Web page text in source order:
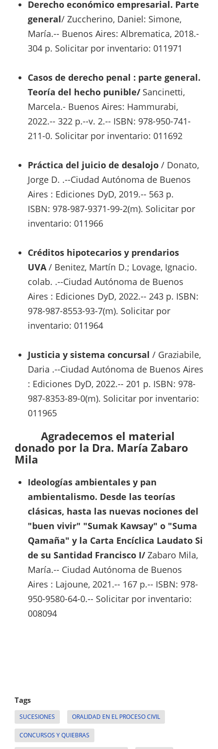
Derecho económico empresarial. Parte
general/ Zuccherino, Daniel: Simone,
María.-- Buenos Aires: Albrematica, 2018.-
304 p. Solicitar por inventario: 011971
Casos de derecho penal : parte general.
Teoría del hecho punible/ Sancinetti,
Marcela.- Buenos Aires: Hammurabi,
2022.-- 322 p.--v. 2.-- ISBN: 978-950-741-
211-0. Solicitar por inventario: 011692
Práctica del juicio de desalojo / Donato,
Jorge D. .--Ciudad Autónoma de Buenos
Aires : Ediciones DyD, 2019.-- 563 p.
ISBN: 978-987-9371-99-2(m). Solicitar por
inventario: 011966
Créditos hipotecarios y prendarios
UVA/ Benitez, Martín D.; Lovage, Ignacio.
colab. .--Ciudad Autónoma de Buenos
Aires : Ediciones DyD, 2022.-- 243 p. ISBN:
978-987-8553-93-7(m). Solicitar por
inventario: 011964
Justicia y sistema concursal / Graziabile,
Daria .--Ciudad Autónoma de Buenos Aires
: Ediciones DyD, 2022.-- 201 p. ISBN: 978-
987-8353-89-0(m). Solicitar por inventario:
011965
Agradecemos el material
donado por la Dra. María Zabaro
Mila
Ideologías ambientales y pan
ambientalismo. Desde las teorías
clásicas, hasta las nuevas nociones del
"buen vivir" "Sumak Kawsay" o "Suma
Qamaña" y la Carta Encíclica Laudato Si
de su Santidad Francisco I/Zabaro Mila,
María.-- Ciudad Autónoma de Buenos
Aires : Lajoune, 2021.-- 167 p.-- ISBN: 978-
950-9580-64-0.-- Solicitar por inventario:
008094
Tags
SUCESIONES ORALIDAD EN EL PROCESO CIVIL
CONCURSOS Y QUIEBRAS